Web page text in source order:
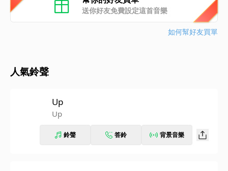
送你好友免費設定這首音樂
如何幫好友買單
人氣鈴聲
Up
Up
鈴聲 答鈴 背景音樂